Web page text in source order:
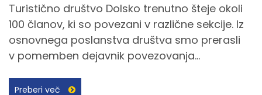
Turistično društvo Dolsko trenutno šteje okoli
100 članov, ki so povezani v različne sekcije. Iz
osnovnega poslanstva društva smo prerasli
v pomemben dejavnik povezovanja...
Preberi več